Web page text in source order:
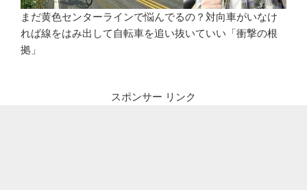
まだ黄色センターラインで悩んでるの？対向車がいなけ
れば線をはみ出して自転車を追い抜いていい「衝撃の根
拠」
スポンサー リンク